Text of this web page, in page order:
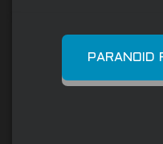
PARANOID